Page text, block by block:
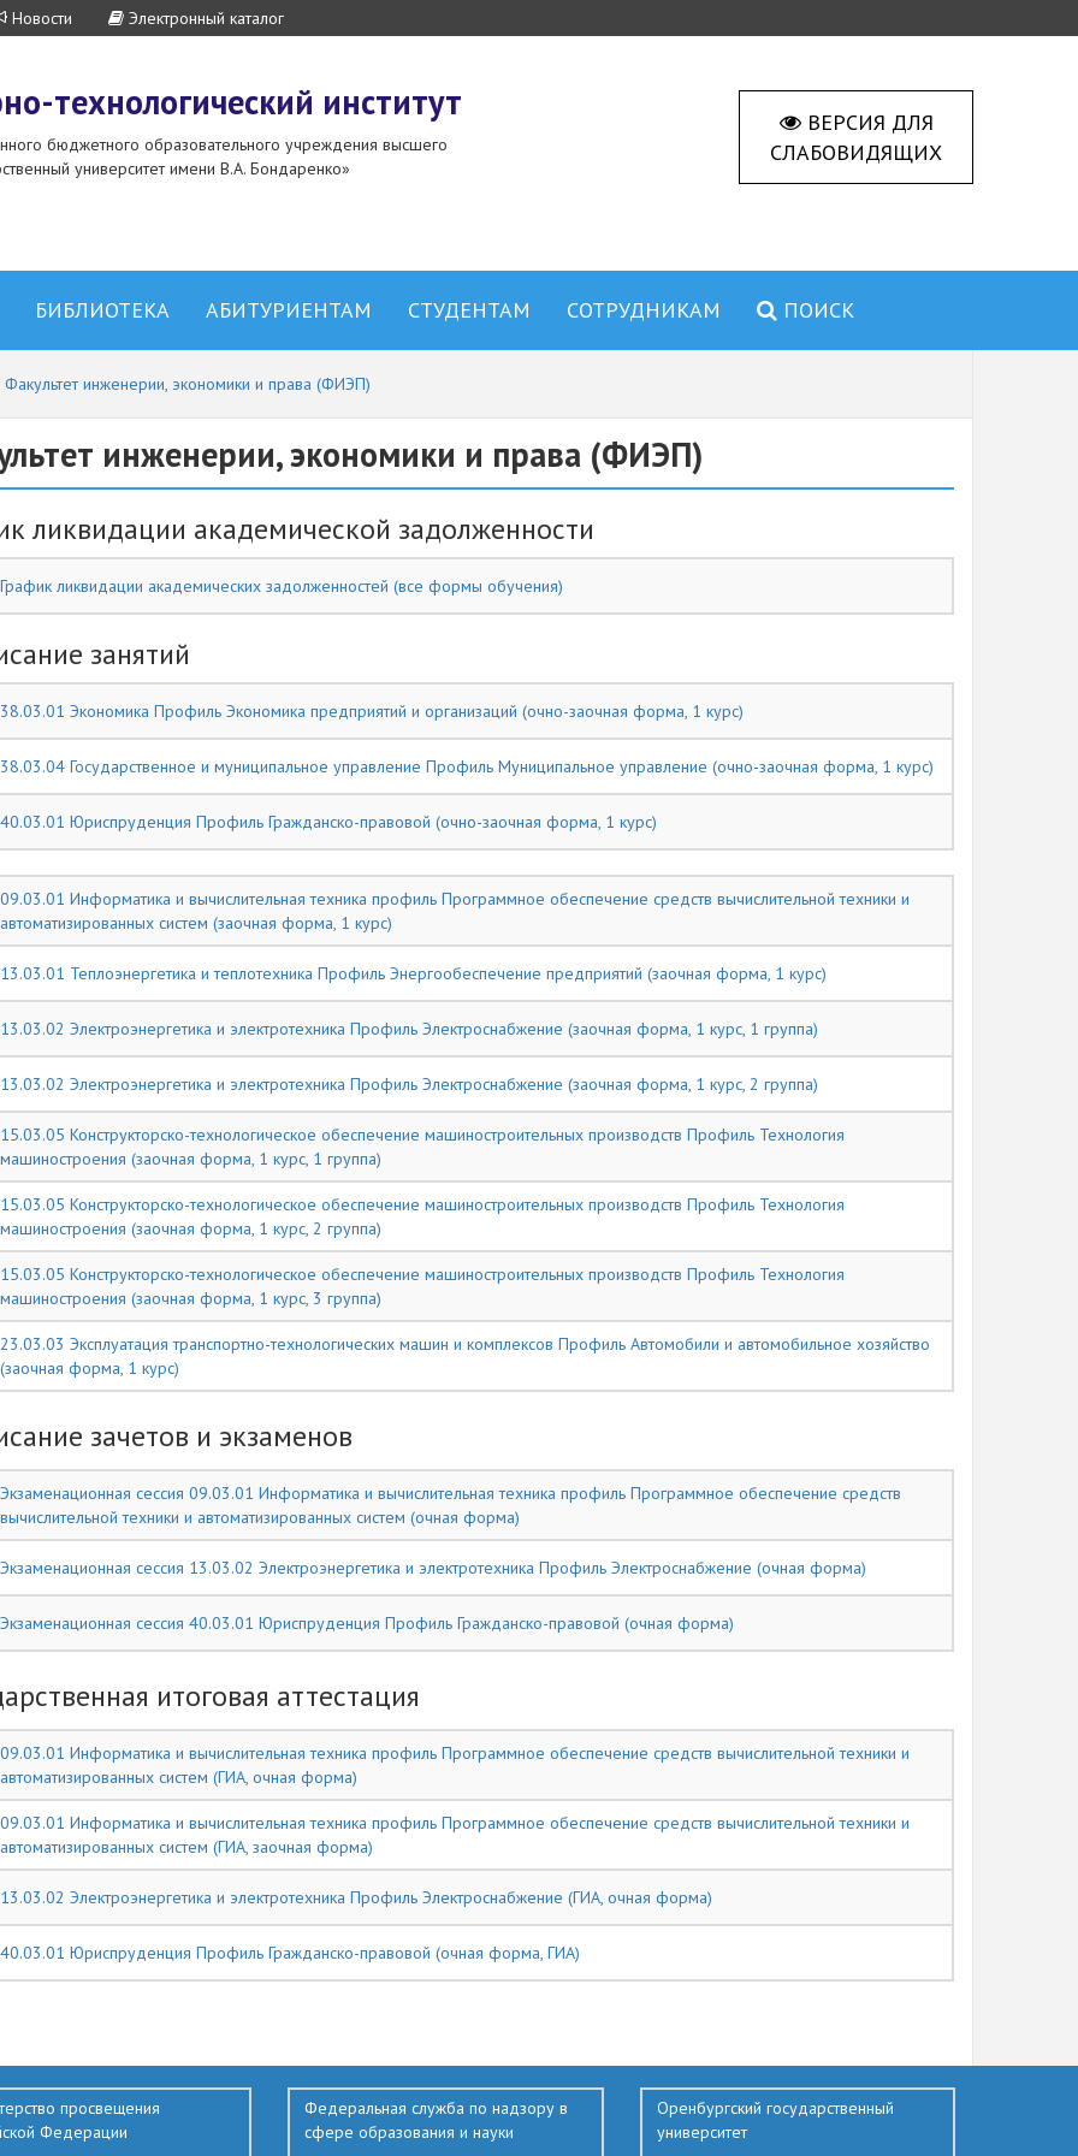
Новости Электронный каталог
технологический институт
бюджетного образовательного учреждения высшего
университет имени В.А. Бондаренко»
ВЕРСИЯ ДЛЯ
СЛАБОВИДЯЩИХ
БИБЛИОТЕКА АБИТУРИЕНТАМ СТУДЕНТАМ СОТРУДНИКАМ ПОИСК
Факультет инженерии, экономики и права (ФИЭП)
инженерии, экономики и права (ФИЭП)
ликвидации академической задолженности
График ликвидации академических задолженностей (все формы обучения)
занятий
38.03.01 Экономика Профиль Экономика предприятий и организаций (очно-заочная форма, 1 курс)
38.03.04 Государственное и муниципальное управление Профиль Муниципальное управление (очно-заочная форма, 1 курс)
40.03.01 Юриспруденция Профиль Гражданско-правовой (очно-заочная форма, 1 курс)
09.03.01 Информатика и вычислительная техника профиль Программное обеспечение средств вычислительной техники и
автоматизированных систем (заочная форма, 1 курс)
13.03.01 Теплоэнергетика и теплотехника Профиль Энергообеспечение предприятий (заочная форма, 1 курс)
13.03.02 Электроэнергетика и электротехника Профиль Электроснабжение (заочная форма, 1 курс, 1 группа)
13.03.02 Электроэнергетика и электротехника Профиль Электроснабжение (заочная форма, 1 курс, 2 группа)
15.03.05 Конструкторско-технологическое обеспечение машиностроительных производств Профиль Технология
машиностроения (заочная форма, 1 курс, 1 группа)
15.03.05 Конструкторско-технологическое обеспечение машиностроительных производств Профиль Технология
машиностроения (заочная форма, 1 курс, 2 группа)
15.03.05 Конструкторско-технологическое обеспечение машиностроительных производств Профиль Технология
машиностроения (заочная форма, 1 курс, 3 группа)
23.03.03 Эксплуатация транспортно-технологических машин и комплексов Профиль Автомобили и автомобильное хозяйство
(заочная форма, 1 курс)
зачетов и экзаменов
Экзаменационная сессия 09.03.01 Информатика и вычислительная техника профиль Программное обеспечение средств
вычислительной техники и автоматизированных систем (очная форма)
Экзаменационная сессия 13.03.02 Электроэнергетика и электротехника Профиль Электроснабжение (очная форма)
Экзаменационная сессия 40.03.01 Юриспруденция Профиль Гражданско-правовой (очная форма)
итоговая аттестация
09.03.01 Информатика и вычислительная техника профиль Программное обеспечение средств вычислительной техники и
автоматизированных систем (ГИА, очная форма)
09.03.01 Информатика и вычислительная техника профиль Программное обеспечение средств вычислительной техники и
автоматизированных систем (ГИА, заочная форма)
13.03.02 Электроэнергетика и электротехника Профиль Электроснабжение (ГИА, очная форма)
40.03.01 Юриспруденция Профиль Гражданско-правовой (очная форма, ГИА)
просвещения
Федерации
Федеральная служба по надзору в
сфере образования и науки
Оренбургский государственный
университет